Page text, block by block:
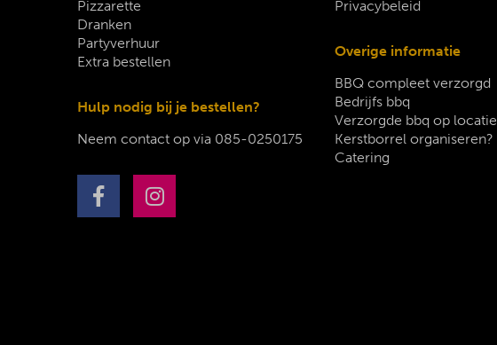
Pizzarette
Dranken
Partyverhuur
Extra bestellen
Hulp nodig bij je bestellen?
Neem contact op via 085-0250175
Privacybeleid
Overige informatie
BBQ compleet verzorgd
Bedrijfs bbq
Verzorgde bbq op locatie
Kerstborrel organiseren?
Catering